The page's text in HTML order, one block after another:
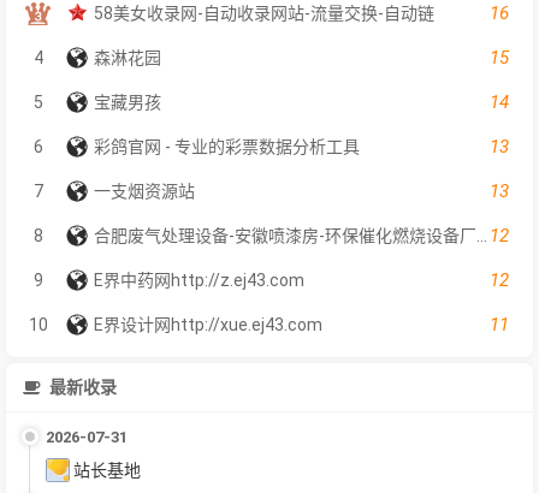
58美女收录网-自动收录网站-流量交换-自动链 16
4 森淋花园 15
5 宝藏男孩 14
6 彩鸽官网 - 专业的彩票数据分析工具 13
7 一支烟资源站 13
8 12
9 E界中药网http://z.ej43.com 12
10 E界设计网http://xue.ej43.com 11
最新收录
2026-07-31
站长基地